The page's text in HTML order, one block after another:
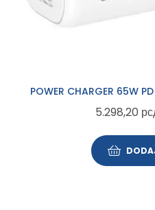
POWER CHARGER 65W
5.298,20